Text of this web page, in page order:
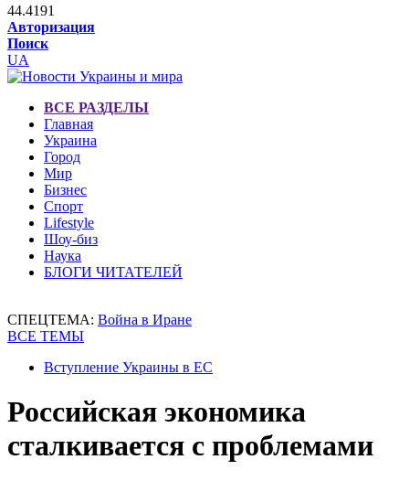
44.4191
Авторизация
Поиск
UA
ВСЕ РАЗДЕЛЫ
Главная
Украина
Город
Мир
Бизнес
Спорт
Lifestyle
Шоу-биз
Наука
БЛОГИ ЧИТАТЕЛЕЙ
СПЕЦТЕМА: Война в Иране
ВСЕ ТЕМЫ
Вступление Украины в ЕС
Российская экономика
сталкивается с проблемами